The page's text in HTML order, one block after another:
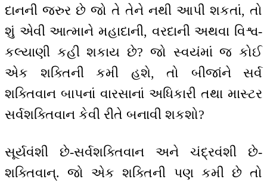
દાનની જરુર છે જો તે તેને નથી આપી શકતાં, તો
શું એવી આત્માને મહાદાની, વરદાની અથવા વિશ્વ-
કલ્યાણી કહી શકાય છે? જો સ્વયંમાં જ કોઈ
એક શક્તિની કમી હશે, તો બીજાંને સર્વ
શક્તિવાન બાપનાં વારસાનાં અધિકારી તથા માસ્ટર
સર્વશક્તિવાન કેવી રીતે બનાવી શકશો?
સૂર્યવંશી છે-સર્વશક્તિવાન અને ચંદ્રવંશી છે-
શક્તિવાન્. જો એક શક્તિની પણ કમી છે તો